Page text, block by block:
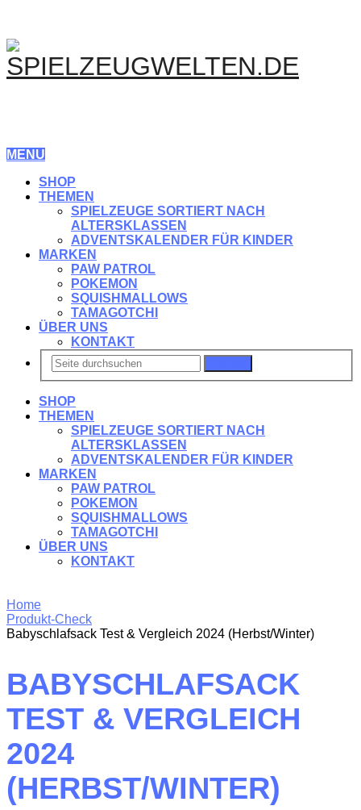
MENU
SHOP
THEMEN
SPIELZEUGE SORTIERT NACH
ALTERSKLASSEN
ADVENTSKALENDER FÜR KINDER
MARKEN
PAW PATROL
POKEMON
SQUISHMALLOWS
TAMAGOTCHI
ÜBER UNS
KONTAKT
SHOP
THEMEN
SPIELZEUGE SORTIERT NACH
ALTERSKLASSEN
ADVENTSKALENDER FÜR KINDER
MARKEN
PAW PATROL
POKEMON
SQUISHMALLOWS
TAMAGOTCHI
ÜBER UNS
KONTAKT
Home
Produkt-Check
Babyschlafsack Test & Vergleich 2024 (Herbst/Winter)
BABYSCHLAFSACK
TEST & VERGLEICH
2024
(HERBST/WINTER)